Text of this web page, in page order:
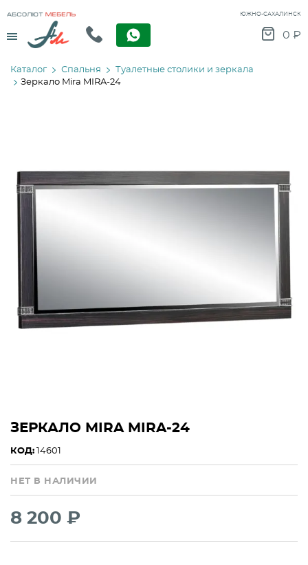
Menu
ЮЖНО-САХАЛИНСК
0 ₽
Каталог Спальня
Туалетные столики и зеркала
Зеркало Mira MIRA-24
ЗЕРКАЛО MIRA MIRA-24
КОД: 14601
НЕТ В НАЛИЧИИ
8 200 ₽